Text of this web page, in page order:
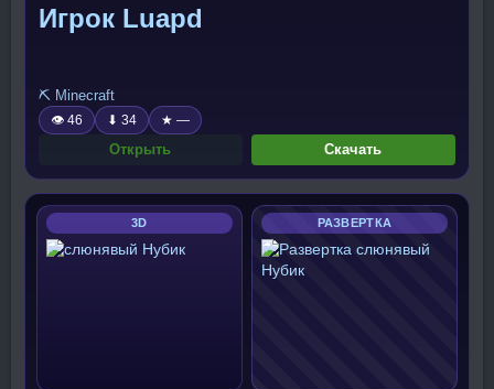
Игрок Luapd
⛏️ Minecraft
👁 46 ⬇ 34 ★ —
Открыть Скачать
3D РАЗВЕРТКА